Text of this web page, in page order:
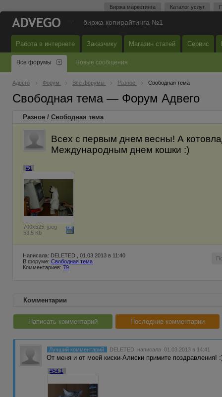
Биржа маркетинга Каталог услуг
— биржа копирайтинга №1
Работа в интернете Заказчику Магазин статей Сервис
Все форумы Новые сообщения
Адвего Форум Все форумы Разное Свободная тема
Свободная тема — Форум Адвего
Разное / Свободная тема
Всех с первым днем весны! А
Международным днем кошки :)
#1
700x525, jpeg
53.5 Kb
Написала: DELETED , 01.03.2013 в 11:40
В форуме: Свободная тема
Комментариев: 79
Комментарии
Написать комментарий Последние комментарии
Лучший комментарий DELETED написала 01.03.2013 в 14:41
От меня и от моей киски-Алиски примите поздравления!
#54.1